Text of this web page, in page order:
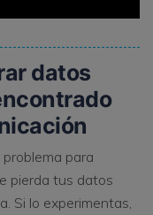
datos
para
pierda tus datos
Si lo experimentas,